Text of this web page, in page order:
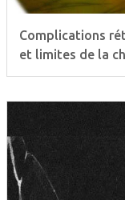
Complications
et limites de la